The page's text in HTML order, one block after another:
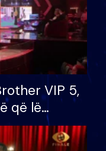
VIP 5,
që lë
për